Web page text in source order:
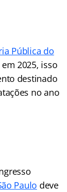
Pública do
2025, isso
destinado
no ano
Paulo deve